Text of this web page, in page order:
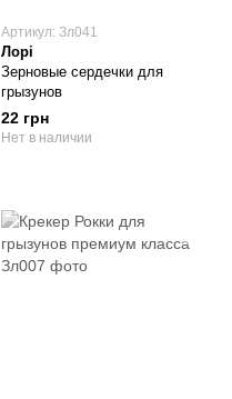
Артикул: Зл041
Лорі
Зерновые сердечки для
грызунов
22 грн
Нет в наличии